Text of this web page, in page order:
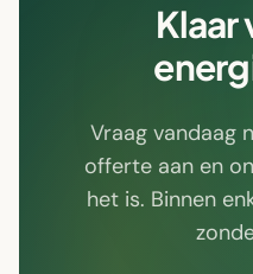
Klaar
Vraag vandaag
offerte aan en
het is. Binnen